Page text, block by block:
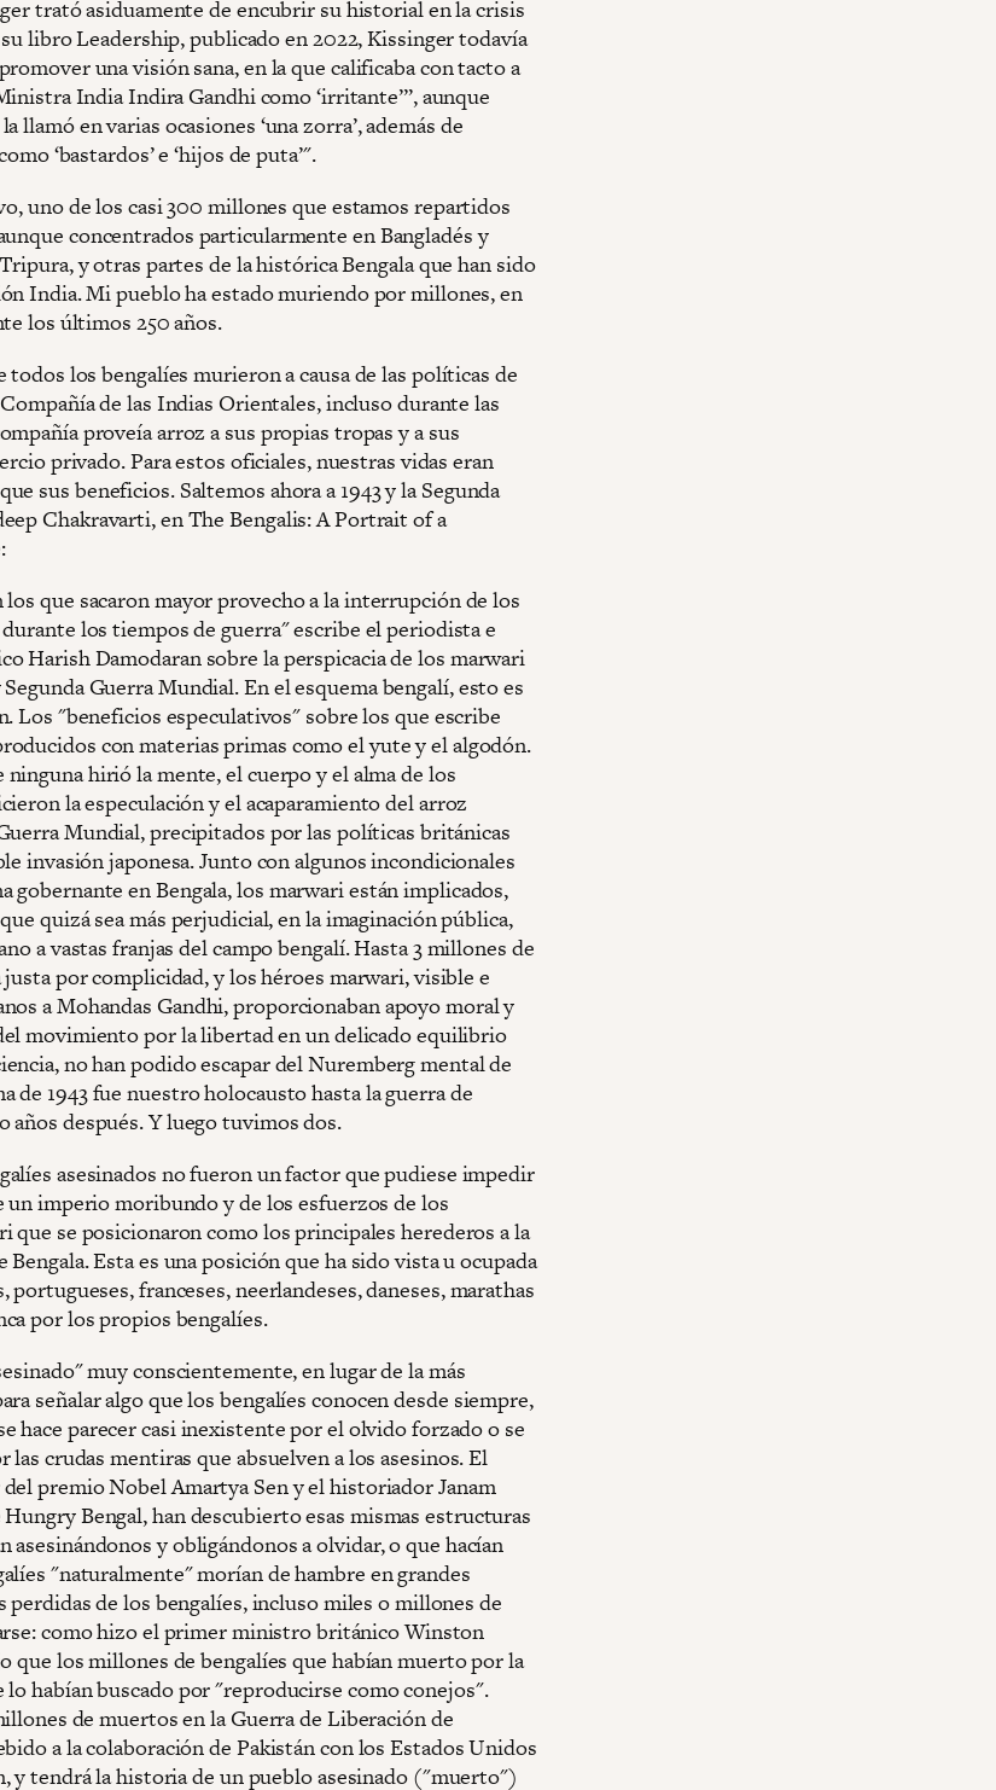
trató asiduamente de encubrir su historial en la crisis
libro Leadership, publicado en 2022, Kissinger todavía
una visión sana, en la que calificaba con tacto a
India Indira Gandhi como ‘irritante’”, aunque
llamó en varias ocasiones ‘una zorra’, además de
‘bastardos’ e ‘hijos de puta’".
uno de los casi 300 millones que estamos repartidos
concentrados particularmente en Bangladés y
y otras partes de la histórica Bengala que han sido
India. Mi pueblo ha estado muriendo por millones, en
los últimos 250 años.
todos los bengalíes murieron a causa de las políticas de
de las Indias Orientales, incluso durante las
proveía arroz a sus propias tropas y a sus
privado. Para estos oficiales, nuestras vidas eran
sus beneficios. Saltemos ahora a 1943 y la Segunda
Chakravarti, en The Bengalis: A Portrait of a
que sacaron mayor provecho a la interrupción de los
los tiempos de guerra" escribe el periodista e
Harish Damodaran sobre la perspicacia de los marwari
Guerra Mundial. En el esquema bengalí, esto es
Los "beneficios especulativos" sobre los que escribe
con materias primas como el yute y el algodón.
hirió la mente, el cuerpo y el alma de los
la especulación y el acaparamiento del arroz
Mundial, precipitados por las políticas británicas
invasión japonesa. Junto con algunos incondicionales
gobernante en Bengala, los marwari están implicados,
quizá sea más perjudicial, en la imaginación pública,
a vastas franjas del campo bengalí. Hasta 3 millones de
por complicidad, y los héroes marwari, visible e
a Mohandas Gandhi, proporcionaban apoyo moral y
movimiento por la libertad en un delicado equilibrio
no han podido escapar del Nuremberg mental de
de 1943 fue nuestro holocausto hasta la guerra de
años después. Y luego tuvimos dos.
asesinados no fueron un factor que pudiese impedir
un imperio moribundo y de los esfuerzos de los
que se posicionaron como los principales herederos a la
Esta es una posición que ha sido vista u ocupada
franceses, neerlandeses, daneses, marathas
por los propios bengalíes.
muy conscientemente, en lugar de la más
señalar algo que los bengalíes conocen desde siempre,
hace parecer casi inexistente por el olvido forzado o se
las crudas mentiras que absuelven a los asesinos. El
premio Nobel Amartya Sen y el historiador Janam
Bengal, han descubierto esas mismas estructuras
asesinándonos y obligándonos a olvidar, o que hacían
"naturalmente" morían de hambre en grandes
perdidas de los bengalíes, incluso miles o millones de
como hizo el primer ministro británico Winston
que los millones de bengalíes que habían muerto por la
lo habían buscado por "reproducirse como conejos".
de muertos en la Guerra de Liberación de
a la colaboración de Pakistán con los Estados Unidos
y tendrá la historia de un pueblo asesinado ("muerto")